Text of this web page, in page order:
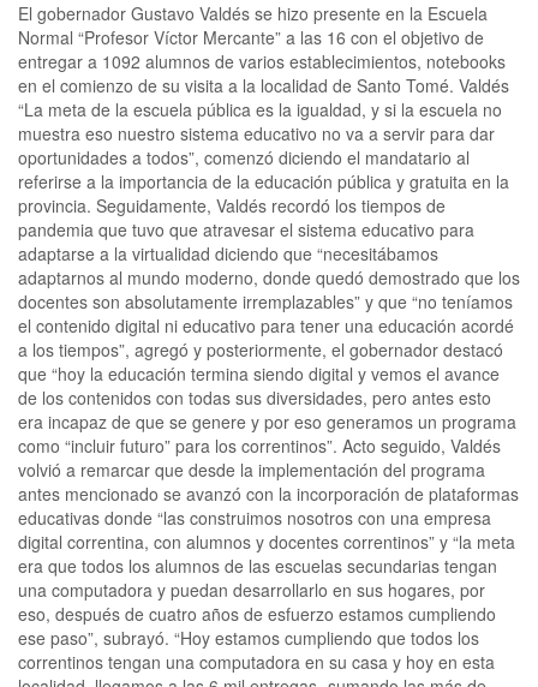
El gobernador Gustavo Valdés se hizo presente en la Escuela
Normal “Profesor Víctor Mercante” a las 16 con el objetivo de
entregar a 1092 alumnos de varios establecimientos, notebooks
en el comienzo de su visita a la localidad de Santo Tomé. Valdés
“La meta de la escuela pública es la igualdad, y si la escuela no
muestra eso nuestro sistema educativo no va a servir para dar
oportunidades a todos”, comenzó diciendo el mandatario al
referirse a la importancia de la educación pública y gratuita en la
provincia. Seguidamente, Valdés recordó los tiempos de
pandemia que tuvo que atravesar el sistema educativo para
adaptarse a la virtualidad diciendo que “necesitábamos
adaptarnos al mundo moderno, donde quedó demostrado que los
docentes son absolutamente irremplazables” y que “no teníamos
el contenido digital ni educativo para tener una educación acordé
a los tiempos”, agregó y posteriormente, el gobernador destacó
que “hoy la educación termina siendo digital y vemos el avance
de los contenidos con todas sus diversidades, pero antes esto
era incapaz de que se genere y por eso generamos un programa
como “incluir futuro” para los correntinos”. Acto seguido, Valdés
volvió a remarcar que desde la implementación del programa
antes mencionado se avanzó con la incorporación de plataformas
educativas donde “las construimos nosotros con una empresa
digital correntina, con alumnos y docentes correntinos” y “la meta
era que todos los alumnos de las escuelas secundarias tengan
una computadora y puedan desarrollarlo en sus hogares, por
eso, después de cuatro años de esfuerzo estamos cumpliendo
ese paso”, subrayó. “Hoy estamos cumpliendo que todos los
correntinos tengan una computadora en su casa y hoy en esta